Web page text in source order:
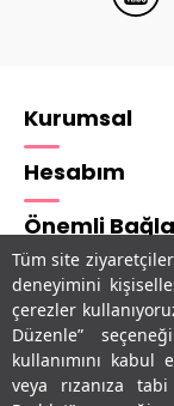
Tüm site
deneyimini
çerezler
Düzenle”
kullanımını kabul
veya rızanıza
Kurumsal
Hesabım
Önemli
Adres &